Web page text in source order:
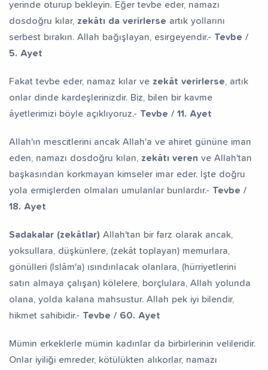
yerinde oturup bekleyin. Eğer tevbe eder, namazı
dosdoğru kılar, zekâtı da verirlerse artık yollarını
serbest bırakın. Allah bağışlayan, esirgeyendir.- Tevbe /
5. Ayet
Fakat tevbe eder, namaz kılar ve zekât verirlerse, artık
onlar dinde kardeşlerinizdir. Biz, bilen bir kavme
âyetlerimizi böyle açıklıyoruz.- Tevbe / 11. Ayet
Allah'ın mescitlerini ancak Allah'a ve ahiret gününe iman
eden, namazı dosdoğru kılan, zekâtı veren ve Allah'tan
başkasından korkmayan kimseler imar eder. İşte doğru
yola ermişlerden olmaları umulanlar bunlardır.- Tevbe /
18. Ayet
Sadakalar (zekâtlar) Allah'tan bir farz olarak ancak,
yoksullara, düşkünlere, (zekât toplayan) memurlara,
gönülleri (İslâm'a) ısındırılacak olanlara, (hürriyetlerini
satın almaya çalışan) kölelere, borçlulara, Allah yolunda
olana, yolda kalana mahsustur. Allah pek iyi bilendir,
hikmet sahibidir.- Tevbe / 60. Ayet
Mümin erkeklerle mümin kadınlar da birbirlerinin velileridir.
Onlar iyiliği emreder, kötülükten alıkorlar, namazı